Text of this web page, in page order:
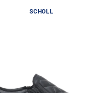
SCHOLL